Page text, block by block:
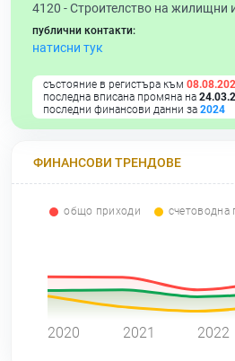
4120 -Строителство на жилищни
публични контакти:
натисни тук
състояние в регистъра към
последна вписана промяна на
последни финансови данни за 2024
ФИНАНСОВИ ТРЕНДОВЕ
общо приходи счетоводна
2020 2021 2022